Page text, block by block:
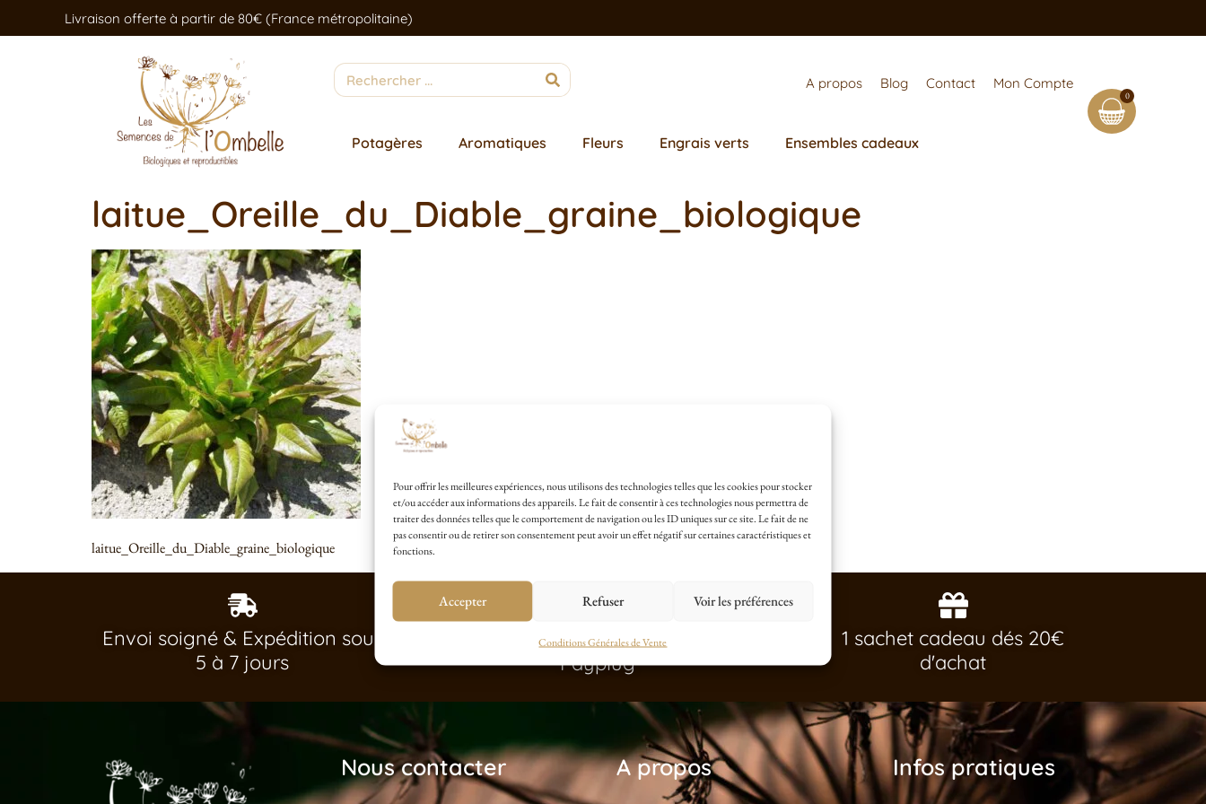
Pour offrir les meilleures expériences, nous utilisons des technologies telles que les cookies pour stocker
et/ou accéder aux informations des appareils. Le fait de consentir à ces technologies nous permettra de
traiter des données telles que le comportement de navigation ou les ID uniques sur ce site. Le fait de ne
pas consentir ou de retirer son consentement peut avoir un effet négatif sur certaines caractéristiques et
fonctions.
Accepter Refuser Voir les préférences
Conditions Générales de Vente
Livraison offerte à partir de 80€ (France métropolitaine)
A propos Blog Contact Mon Compte
Potagères Aromatiques Fleurs Engrais verts Ensembles cadeaux
0
laitue_Oreille_du_Diable_graine_biologique
laitue_Oreille_du_Diable_graine_biologique
Envoi soigné & Expédition sous
5 à 7 jours
Paiement Sécurisé avec
Payplug
1 sachet cadeau dés 20€
d'achat
Nous contacter A propos Infos pratiques